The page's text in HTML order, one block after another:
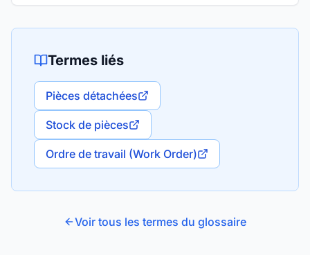
Termes liés
Pièces détachées
Stock de pièces
Ordre de travail (Work Order)
Voir tous les termes du glossaire